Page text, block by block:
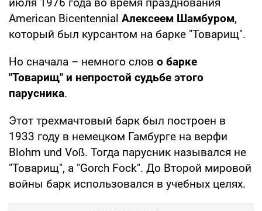
American Bicentennial Алексеем Шамбуром,
который был курсантом на барке "Товарищ".
Но сначала – немного слов о барке
"Товарищ" и непростой судьбе этого
парусника.
Этот трехмачтовый барк был построен в
1933 году в немецком Гамбурге на верфи
Blohm und Voß. Тогда парусник назывался не
"Товарищ", а "Gorch Fock". До Второй мировой
войны барк использовался в учебных целях.